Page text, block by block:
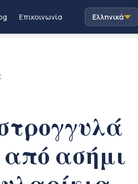
Επικοινωνία Ελληνικά
από ασήμι